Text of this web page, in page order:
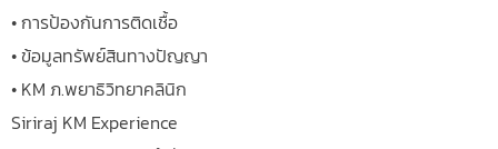
• การป้องกันการติดเชื้อ
• ข้อมูลทรัพย์สินทางปัญญา
• KM ภ.พยาธิวิทยาคลินิก
Siriraj KM Experience